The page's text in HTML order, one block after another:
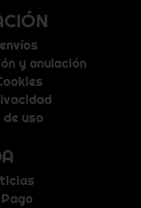
y anulación
uso